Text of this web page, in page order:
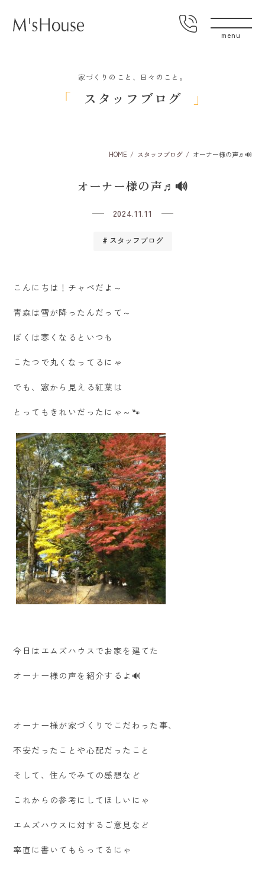
スタッフブログ
家づくりのこと、日々のこと。
HOME スタッフブログ オーナー様の声♬🔊
オーナー様の声♬🔊
2024.11.11
スタッフブログ
こんにちは！チャペだよ～
青森は雪が降ったんだって～
ぼくは寒くなるといつも
こたつで丸くなってるにゃ
でも、窓から見える紅葉は
とってもきれいだったにゃ～🐾
今日はエムズハウスでお家を建てた
オーナー様の声を紹介するよ🔊
オーナー様が家づくりでこだわった事、
不安だったことや心配だったこと
そして、住んでみての感想など
これからの参考にしてほしいにゃ
エムズハウスに対するご意見など
率直に書いてもらってるにゃ